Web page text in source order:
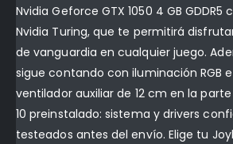
Nvidia Geforce GTX 1050 4 GB
Nvidia Turing, que te permitirá
de vanguardia en cualquier juego.
sigue contando con iluminación RGB
ventilador auxiliar de 12 cm en la
10 preinstalado: sistema y drivers
testeados antes del envío. Elige tu